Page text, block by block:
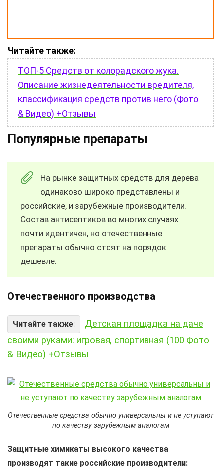
Читайте также:
ТОП-5 Средств от колорадского жука.
Описание жизнедеятельности вредителя,
классификация средств против него (Фото
& Видео) +Отзывы
Популярные препараты
На рынке защитных средств для дерева
одинаково широко представлены и
российские, и зарубежные производители.
Состав антисептиков во многих случаях
почти идентичен, но отечественные
препараты обычно стоят на порядок
дешевле.
Отечественного производства
Читайте также:
Детская площадка на даче
своими руками: игровая, спортивная (100 Фото
& Видео) +Отзывы
Отечественные средства обычно универсальны и не уступают
по качеству зарубежным аналогам
Защитные химикаты высокого качества
производят такие российские производители: